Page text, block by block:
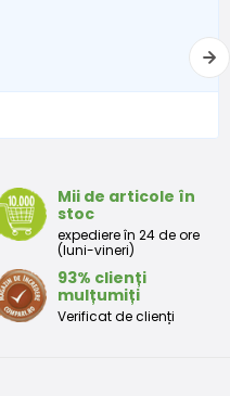
Mii de articole în
stoc
expediere în 24 de ore
(luni-vineri)
93% clienți
mulțumiți
Verificat de clienți